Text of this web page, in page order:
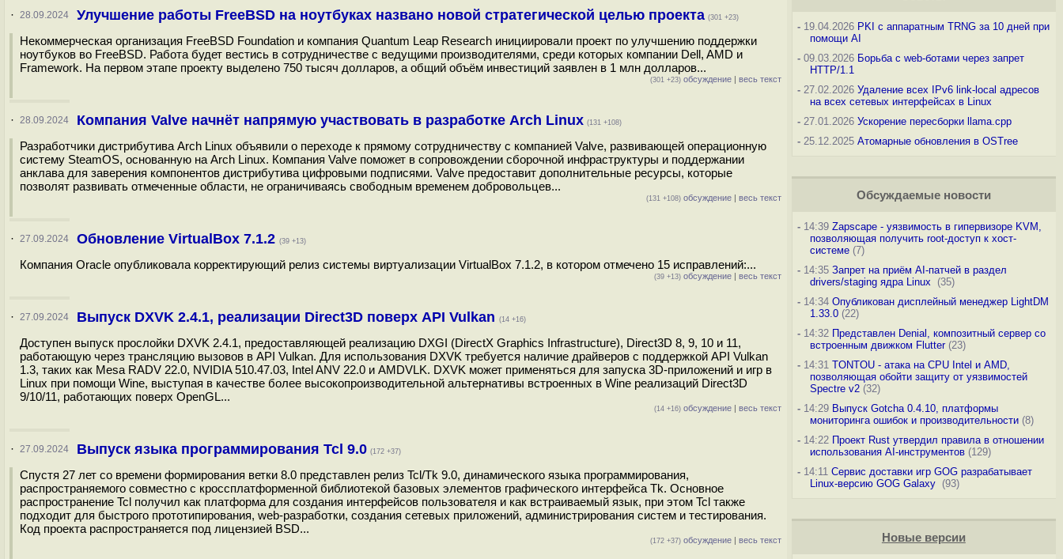
· 28.09.2024 Улучшение работы FreeBSD на ноутбуках названо новой стратегической целью проекта (301 +23)
Некоммерческая организация FreeBSD Foundation и компания Quantum Leap Research инициировали проект по улучшению поддержки
ноутбуков во FreeBSD. Работа будет вестись в сотрудничестве с ведущими производителями, среди которых компании Dell, AMD и
Framework. На первом этапе проекту выделено 750 тысяч долларов, а общий объём инвестиций заявлен в 1 млн долларов...
(301 +23) обсуждение | весь текст
· 28.09.2024 Компания Valve начнёт напрямую участвовать в разработке Arch Linux (131 +108)
Разработчики дистрибутива Arch Linux объявили о переходе к прямому сотрудничеству с компанией Valve, развивающей операционную
систему SteamOS, основанную на Arch Linux. Компания Valve поможет в сопровождении сборочной инфраструктуры и поддержании
анклава для заверения компонентов дистрибутива цифровыми подписями. Valve предоставит дополнительные ресурсы, которые
позволят развивать отмеченные области, не ограничиваясь свободным временем добровольцев...
(131 +108) обсуждение | весь текст
· 27.09.2024 Обновление VirtualBox 7.1.2 (39 +13)
Компания Oracle опубликовала корректирующий релиз системы виртуализации VirtualBox 7.1.2, в котором отмечено 15 исправлений:...
(39 +13) обсуждение | весь текст
· 27.09.2024 Выпуск DXVK 2.4.1, реализации Direct3D поверх API Vulkan (14 +16)
Доступен выпуск прослойки DXVK 2.4.1, предоставляющей реализацию DXGI (DirectX Graphics Infrastructure), Direct3D 8, 9, 10 и 11,
работающую через трансляцию вызовов в API Vulkan. Для использования DXVK требуется наличие драйверов с поддержкой API Vulkan
1.3, таких как Mesa RADV 22.0, NVIDIA 510.47.03, Intel ANV 22.0 и AMDVLK. DXVK может применяться для запуска 3D-приложений и игр в
Linux при помощи Wine, выступая в качестве более высокопроизводительной альтернативы встроенных в Wine реализаций Direct3D
9/10/11, работающих поверх OpenGL...
(14 +16) обсуждение | весь текст
· 27.09.2024 Выпуск языка программирования Tcl 9.0 (172 +37)
Спустя 27 лет со времени формирования ветки 8.0 представлен релиз Tcl/Tk 9.0, динамического языка программирования,
распространяемого совместно с кроссплатформенной библиотекой базовых элементов графического интерфейса Tk. Основное
распространение Tcl получил как платформа для создания интерфейсов пользователя и как встраиваемый язык, при этом Tcl также
подходит для быстрого прототипирования, web-разработки, создания сетевых приложений, администрирования систем и тестирования.
Код проекта распространяется под лицензией BSD...
(172 +37) обсуждение | весь текст
-19.04.2026 PKI с аппаратным TRNG за 10 дней при
помощи AI
-09.03.2026 Борьба с web-ботами через запрет
HTTP/1.1
-27.02.2026 Удаление всех IPv6 link-local адресов
на всех сетевых интерфейсах в Linux
-27.01.2026 Ускорение пересборки llama.cpp
-25.12.2025 Атомарные обновления в OSTree
Обсуждаемые новости
-14:39 Zapscape - уязвимость в гипервизоре KVM,
позволяющая получить root-доступ к хост-
системе(7)
-14:35 Запрет на приём AI-патчей в раздел
drivers/staging ядра Linux
(35)
-14:34 Опубликован дисплейный менеджер LightDM
1.33.0(22)
-14:32 Представлен Denial, композитный сервер со
встроенным движком Flutter(23)
-14:31 TONTOU - атака на CPU Intel и AMD,
позволяющая обойти защиту от уязвимостей
Spectre v2(32)
-14:29 Выпуск Gotcha 0.4.10, платформы
мониторинга ошибок и производительности(8)
-14:22 Проект Rust утвердил правила в отношении
использования AI-инструментов(129)
-14:11 Сервис доставки игр GOG разрабатывает
Linux-версию GOG Galaxy (93)
Новые версии